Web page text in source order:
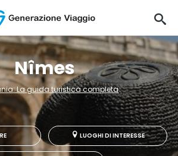
Nîmes
La guida turistica completa
LUOGHI DI INTERESSE